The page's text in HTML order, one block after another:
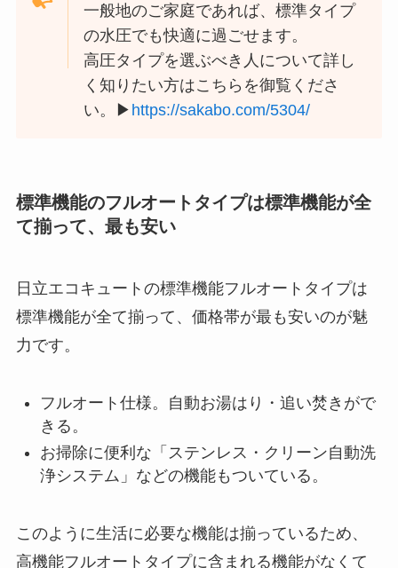
一般地のご家庭であれば、標準タイプ
の水圧でも快適に過ごせます。
高圧タイプを選ぶべき人について詳し
く知りたい方はこちらを御覧くださ
い。▶ https://sakabo.com/5304/
標準機能のフルオートタイプは標準機能が全
て揃って、最も安い
日立エコキュートの標準機能フルオートタイプは
標準機能が全て揃って、価格帯が最も安いのが魅
力です。
フルオート仕様。自動お湯はり・追い焚きがで
きる。
お掃除に便利な「ステンレス・クリーン自動洗
浄システム」などの機能もついている。
このように生活に必要な機能は揃っているため、
高機能フルオートタイプに含まれる機能がなくて